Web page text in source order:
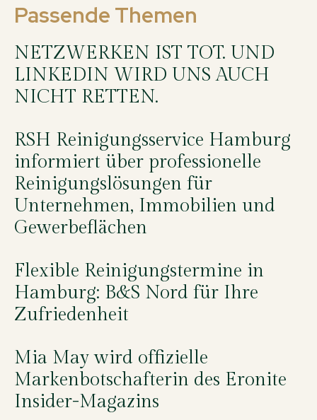
Passende Themen
NETZWERKEN IST TOT. UND
LINKEDIN WIRD UNS AUCH
NICHT RETTEN.
RSH Reinigungsservice Hamburg
informiert über professionelle
Reinigungslösungen für
Unternehmen, Immobilien und
Gewerbeflächen
Flexible Reinigungstermine in
Hamburg: B&S Nord für Ihre
Zufriedenheit
Mia May wird offizielle
Markenbotschafterin des Eronite
Insider-Magazins